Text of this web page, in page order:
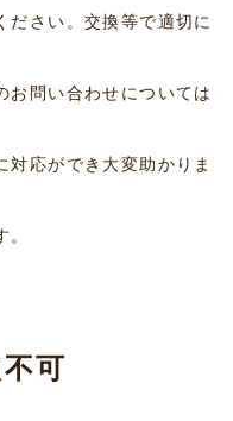
ださい。交換等で適切に
お問い合わせについては
対応ができ大変助かりま
。
可